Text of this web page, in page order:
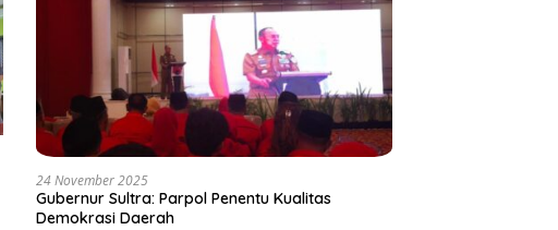
24 November 2025
Gubernur Sultra: Parpol Penentu Kualitas
Demokrasi Daerah